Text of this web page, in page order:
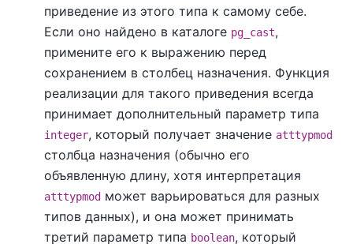
приведение из этого типа к самому себе.
Если оно найдено в каталоге pg_cast,
примените его к выражению перед
сохранением в столбец назначения. Функция
реализации для такого приведения всегда
принимает дополнительный параметр типа
integer, который получает значение atttypmod
столбца назначения (обычно его
объявленную длину, хотя интерпретация
atttypmod может варьироваться для разных
типов данных), и она может принимать
третий параметр типа boolean, который